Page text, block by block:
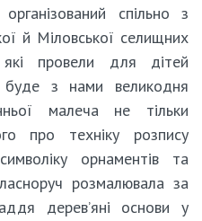
спільно з
й Міловської селищних
які провели для дітей
з нами великодня
малеча не тільки
про техніку розпису
орнаментів та
розмалювала за
дерев’яні основи у